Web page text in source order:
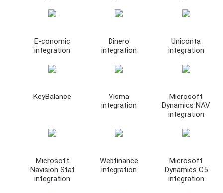
E-conomic
integration
Dinero
integration
Uniconta
integration
KeyBalance
Visma
integration
Microsoft
Dynamics NAV
integration
Microsoft
Navision Stat
integration
Webfinance
integration
Microsoft
Dynamics C5
integration